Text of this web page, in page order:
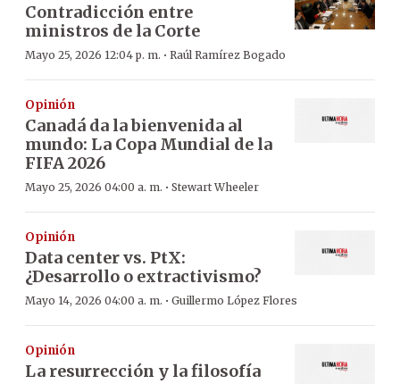
Contradicción entre
ministros de la Corte
Mayo 25, 2026 12:04 p. m. · Raúl Ramírez Bogado
Opinión
Canadá da la bienvenida al
mundo: La Copa Mundial de la
FIFA 2026
Mayo 25, 2026 04:00 a. m. · Stewart Wheeler
Opinión
Data center vs. PtX:
¿Desarrollo o extractivismo?
Mayo 14, 2026 04:00 a. m. · Guillermo López Flores
Opinión
La resurrección y la filosofía